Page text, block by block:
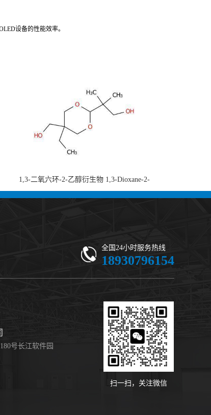
设备的性能效率。
1,3-二氧六环-2-乙醇衍生物 1,3-Dioxane-2-
ethanol, 5-ethyl-5-(hydroxymethyl)-β,β-
全国24小时服务热线
18930796154
号长江软件园
扫一扫，关注微信